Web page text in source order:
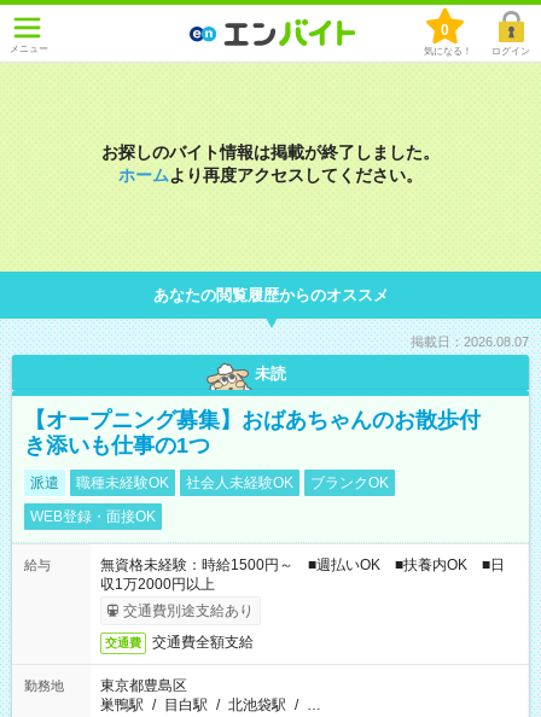
メニュー
0
気になる！ ログイン
お探しのバイト情報は掲載が終了しました。
ホームより再度アクセスしてください。
あなたの閲覧履歴からのオススメ
掲載日：2026.08.07
未読
【オープニング募集】おばあちゃんのお散歩付
き添いも仕事の1つ
派遣 職種未経験OK 社会人未経験OK
ブランクOK
WEB登録・面接OK
給与
無資格未経験：時給1500円～ ■週払いOK ■扶養内OK ■日
収1万2000円以上
交通費別途支給あり
交通費 交通費全額支給
勤務地
東京都豊島区
巣鴨駅 / 目白駅 / 北池袋駅 / …